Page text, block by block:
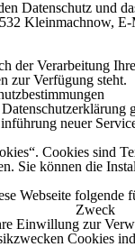
Datenschutz und
Kleinmachnow,
der Verarbeitung
zur Verfügung steht.
neuer
Cookies sind
Sie können die
Webseite folgende
Zweck
Einwillung zur
Cookies